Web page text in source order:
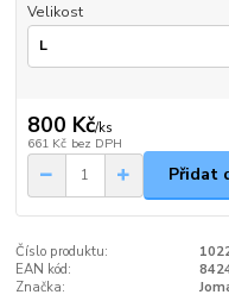
Velikost
800 Kč/ks
661 Kč bez DPH
Přidat
Číslo produktu:
EAN kód:
Značka: